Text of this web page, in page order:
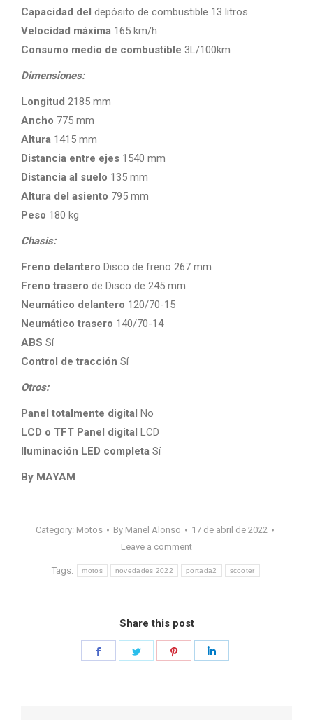
Capacidad del depósito de combustible 13 litros
Velocidad máxima 165 km/h
Consumo medio de combustible 3L/100km
Dimensiones:
Longitud 2185 mm
Ancho 775 mm
Altura 1415 mm
Distancia entre ejes 1540 mm
Distancia al suelo 135 mm
Altura del asiento 795 mm
Peso 180 kg
Chasis:
Freno delantero Disco de freno 267 mm
Freno trasero de Disco de 245 mm
Neumático delantero 120/70-15
Neumático trasero 140/70-14
ABS Sí
Control de tracción Sí
Otros:
Panel totalmente digital No
LCD o TFT Panel digital LCD
Iluminación LED completa Sí
By MAYAM
Category: Motos By Manel Alonso
17 de abril de 2022
Leave a comment
Tags: motos novedades 2022 portada2 scooter
Share this post